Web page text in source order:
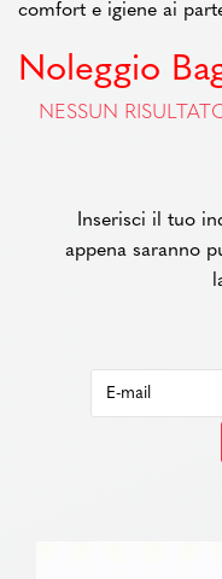
comfort e igiene ai
Noleggio
NESSUN
Inserisci il tuo
appena saranno